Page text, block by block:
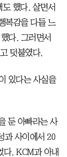
했다. 살면서
복감을 다들 느
다. 그러면서
덧붙였다.
있다는 사실을
둔 아빠라는 사
과 사이에서 20
다. KCM과 아내